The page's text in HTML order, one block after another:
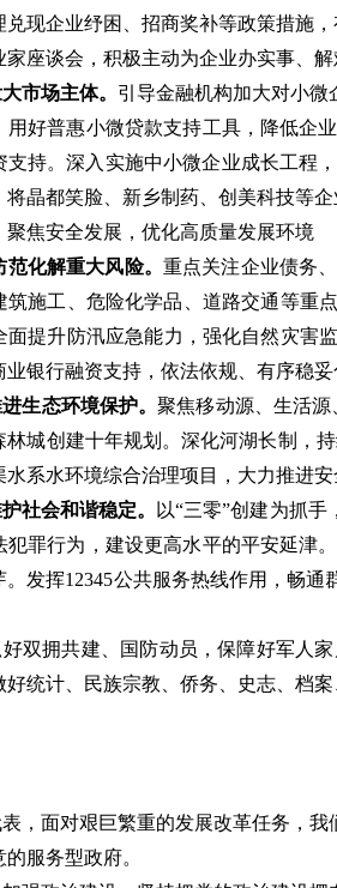
兑现企业纾困、招商奖补等政策措施
家座谈会，积极主动为企业办实事、
市场主体。 引导金融机构加大对小
用好普惠小微贷款支持工具，降低企
支持。深入实施中小微企业成长工程
将晶都笑脸、新乡制药、创美科技等
聚焦安全发展，优化高质量发展环境
范化解重大风险。 重点关注企业债务
筑施工、危险化学品、道路交通等重
面提升防汛应急能力，强化自然灾害
业银行融资支持，依法依规、有序稳
生态环境保护。聚焦移动源、生活
林城创建十年规划。深化河湖长制，
水系水环境综合治理项目
，大力推进
社会和谐稳定。
以“三零”创建为抓手
犯罪行为，建设更高水平的平安延津
。发挥12345公共服务热线作用 ，畅
双拥共建、国防动员，保障好军人
好统计、民族宗教、侨务、史志、档
，面对艰巨繁重的发展改革任务，
服务型政府。